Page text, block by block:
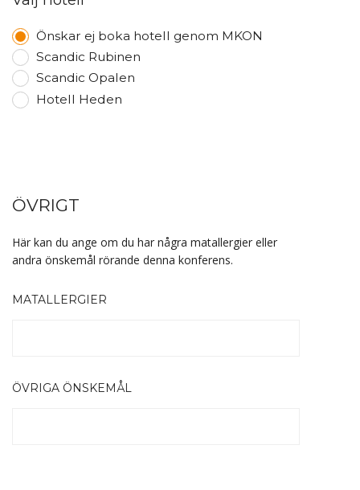
Önskar ej boka hotell genom MKON
Scandic Rubinen
Scandic Opalen
Hotell Heden
ÖVRIGT
Här kan du ange om du har några matallergier eller
andra önskemål rörande denna konferens.
MATALLERGIER
ÖVRIGA ÖNSKEMÅL